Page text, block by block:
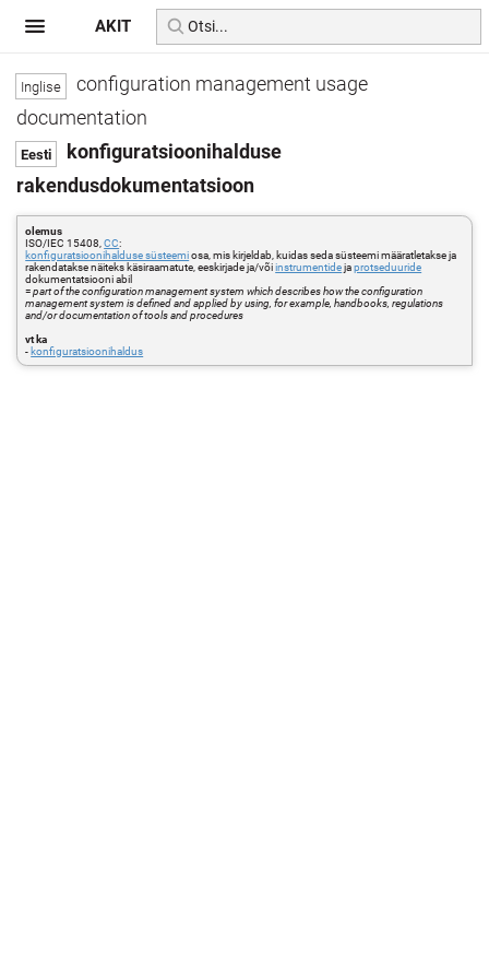
configuration management usage
documentation
konfiguratsioonihalduse
rakendusdokumentatsioon
olemus
ISO/IEC 15408,CC:
konfiguratsioonihalduse süsteemiosa, mis kirjeldab, kuidas seda süsteemi määratletakse ja
rakendatakse näiteks käsiraamatute, eeskirjade ja/võiinstrumentidejaprotseduuride
dokumentatsiooni abil
=part of the configuration management system which describes how the configuration
management system is defined and applied by using, for example, handbooks, regulations
and/or documentation of tools and procedures
vt ka
- konfiguratsioonihaldus
AKIT